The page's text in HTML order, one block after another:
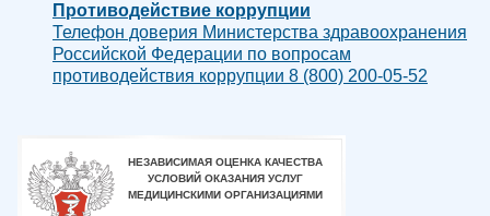
Противодействие коррупции
Телефон доверия Министерства здравоохранения
Российской Федерации по вопросам
противодействия коррупции 8 (800) 200-05-52